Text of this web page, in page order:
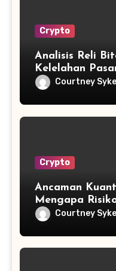
Crypto
Analisis Reli
Kelelahan
Courtney
Crypto
Ancaman
Mengapa
Dikelola?
Courtney